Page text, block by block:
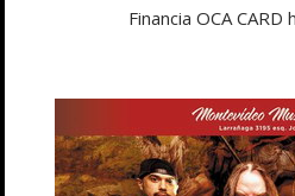
Financia OCA